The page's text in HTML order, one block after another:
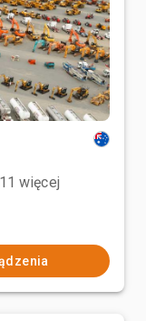
więcej